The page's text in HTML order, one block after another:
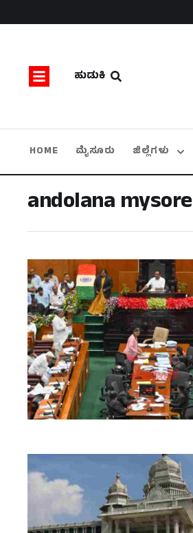
ಹುಡುಕಿ
HOME ಮೈಸೂರು ಜಿಲ್ಲೆಗಳು
andolana mysore